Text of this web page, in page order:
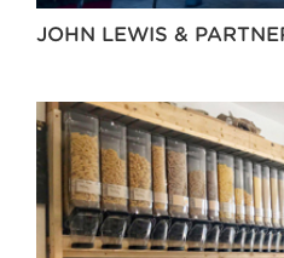
JOHN LEWIS &